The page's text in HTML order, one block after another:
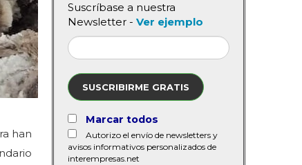
han
Suscríbase a nuestra
Newsletter - Ver ejemplo
SUSCRIBIRME GRATIS
Marcar todos
Autorizo el envío de newsletters y
avisos informativos personalizados de
interempresas.net